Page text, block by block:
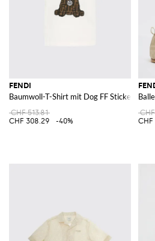
FENDI
Baumwoll-T-Shirt mit Dog FF Stickerei
CHF 513.81
CHF 308.29
-40%
CHF